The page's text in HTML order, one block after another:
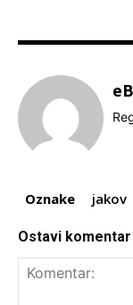
Oznake jakov
Ostavi komentar